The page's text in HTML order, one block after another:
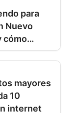
para
Nuevo
cómo
mayores
10
internet